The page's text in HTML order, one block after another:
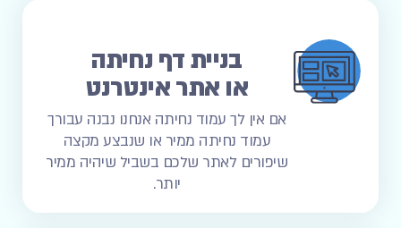
בניית דף נחיתה
או אתר אינטרנט
אם אין לך עמוד נחיתה אנחנו נבנה עבורך
עמוד נחיתה ממיר או שנבצע מקצה
שיפורים לאתר שלכם בשביל שיהיה ממיר
יותר.